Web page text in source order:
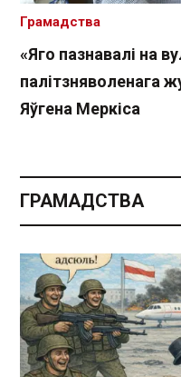
«Яго пазнавалі на
палітзняволенага
Яўгена Меркіса
Грамадства
ГРАМАДСТВА